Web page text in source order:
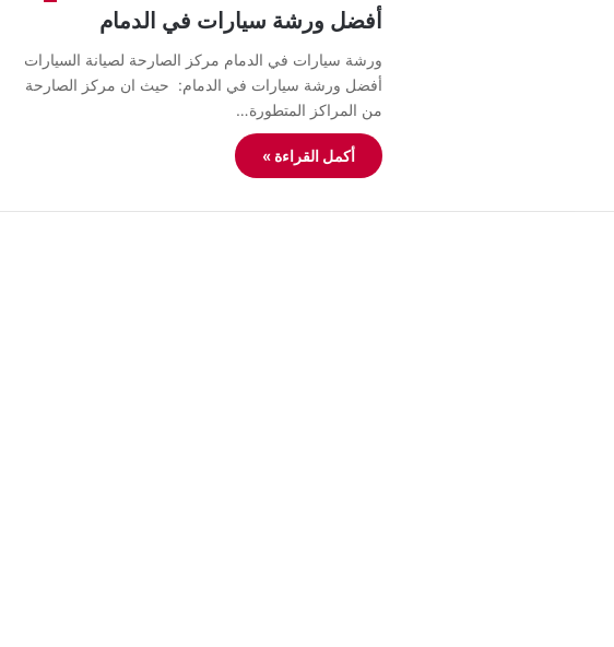
أفضل ورشة سيارات في الدمام
ورشة سيارات في الدمام مركز الصارحة لصيانة السيارات
أفضل ورشة سيارات في الدمام: حيث ان مركز الصارحة
من المراكز المتطورة…
أكمل القراءة »